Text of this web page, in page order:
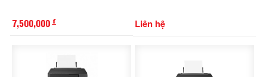
7,500,000 đ Liên hệ